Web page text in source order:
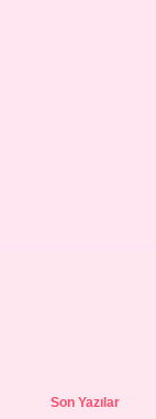
Son Yazılar